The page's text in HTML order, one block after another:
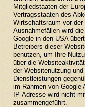
Mitgliedstaaten der
Vertragsstaaten des
Wirtschaftsraum vor der
Ausnahmefällen wird
Google in den USA
Betreibers dieser
benutzen, um Ihre
über die
der Websitenutzung
Dienstleistungen
im Rahmen von Google
IP-Adresse wird nicht
zusammengeführt.